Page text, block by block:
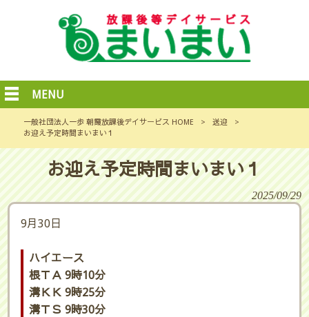
MENU
一般社団法人一歩 朝霞放課後デイサービス HOME > 送迎
>
お迎え予定時間まいまい１
お迎え予定時間まいまい１
2025/09/29
9月30日
ハイエース
根ＴＡ 9時10分
溝ＫＫ 9時25分
溝ＴＳ 9時30分